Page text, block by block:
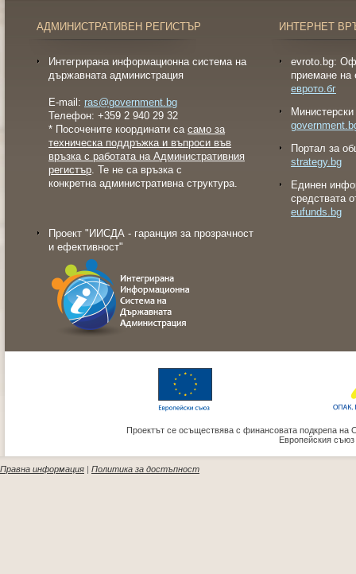
АДМИНИСТРАТИВЕН РЕГИСТЪР
Интегрирана информационна система на
държавната администрация
E-mail: ras@government.bg
Телефон: +359 2 940 29 32
* Посочените координати са само за
техническа поддръжка и въпроси във
връзка с работата на Административния
регистър. Те не са връзка с
конкретна административна структура.
Проект "ИИСДА - гаранция за прозрачност
и ефективност"
ИНТЕРНЕТ
evroto.bg:
приемане на
еврото.бг
Портал за
strategy.bg
Eдинен
средствата
eufunds.bg
Проектът се осъществява с финансовата подкрепа на
Европейския
Правна информация | Политика за достъпност